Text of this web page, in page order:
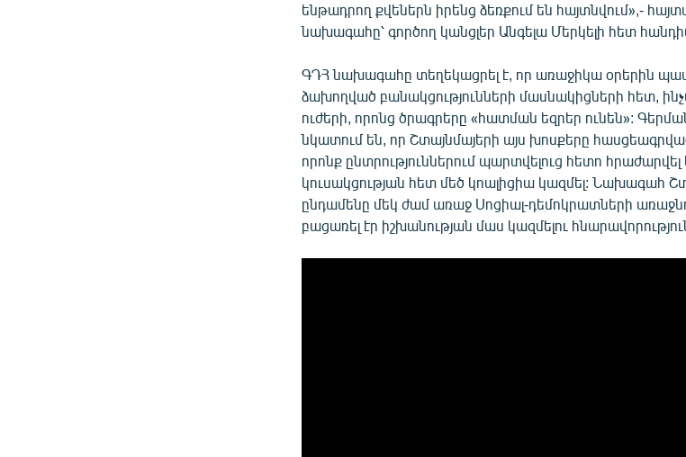
ենթադրող քվեներն իրենց ձեռքում են հայտնվում»,-
նախագահը՝ գործող կանցլեր Անգելա Մերկելի հետ
ԳԴՀ նախագահը տեղեկացրել է, որ առաջիկա օրերին
ձախողված բանակցությունների մասնակիցների հետ,
ուժերի, որոնց ծրագրերը «հատման եզրեր ունեն»:
նկատում են, որ Շտայնմայերի այս խոսքերը
որոնք ընտրություններում պարտվելուց հետո
կուսակցության հետ մեծ կոալիցիա կազմել: Նախագահ
ընդամենը մեկ ժամ առաջ Սոցիալ-դեմոկրատների
բացառել էր իշխանության մաս կազմելու